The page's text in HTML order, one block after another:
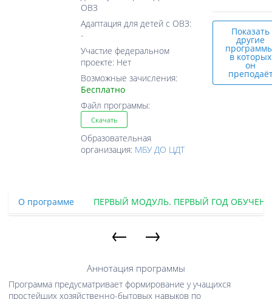
ОВЗ
Адаптация для детей с ОВЗ:
-
Участие федеральном
проекте: Нет
Возможные зачисления:
Бесплатно
Файл программы:
Скачать
Образовательная
организация: МБУ ДО ЦДТ
Показать
другие
в которых
он
О программе ПЕРВЫЙ МОДУЛЬ. ПЕРВЫЙ ГОД
← →
Аннотация программы
Программа предусматривает формирование у учащихся
простейших хозяйственно-бытовых навыков по